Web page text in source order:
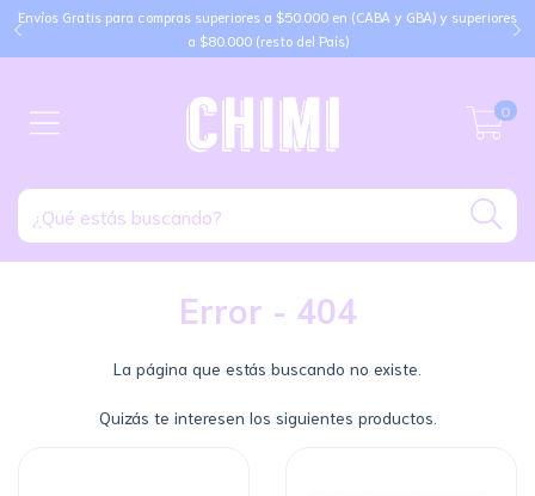
Envíos Gratis para compras superiores a $50.000 en (CABA y GBA) y superiores
a $80.000 (resto del País)
0
Error - 404
La página que estás buscando no existe.
Quizás te interesen los siguientes productos.